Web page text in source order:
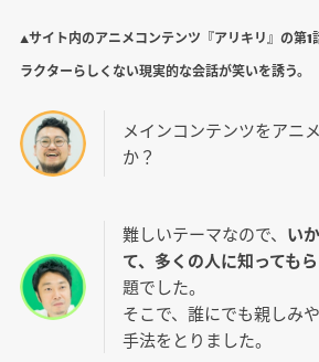
▲サイト内のアニメコンテンツ『アリキリ』の第1
ラクターらしくない現実的な会話が笑いを誘う。
メインコンテンツをアニ
か？
難しいテーマなので、 い
て、多くの人に知っても
題でした。
そこで、誰にでも親しみ
手法をとりました。